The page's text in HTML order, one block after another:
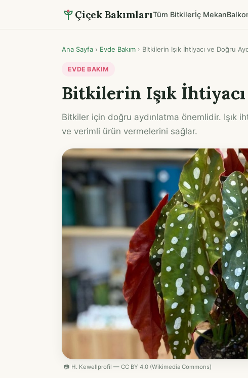
Çiçek BakımlarıTüm Bitkilerİç Mekan
Ana Sayfa › Evde Bakım › Bitkilerin Işık İhtiyacı ve Doğru
EVDE BAKIM
Bitkilerin Işık
Bitkiler için doğru aydınlatma önemlidir. Işık
ve verimli ürün vermelerini sağlar.
📷 H. Kewellprofil — CC BY 4.0 (Wikimedia Commons)